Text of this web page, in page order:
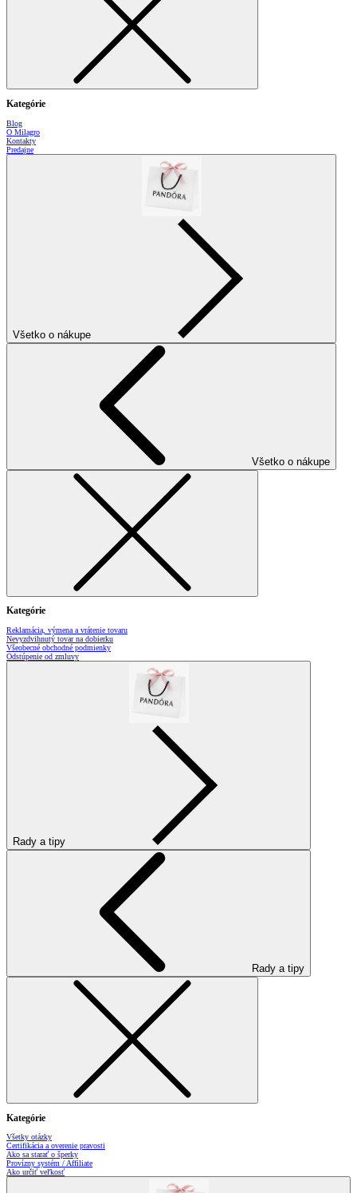
Kategórie
Blog
O Milagro
Kontakty
Predajne
Všetko o nákupe
Všetko o nákupe
Kategórie
Reklamácia, výmena a vrátenie tovaru
Nevyzdvihnutý tovar na dobierku
Všeobecné obchodné podmienky
Odstúpenie od zmluvy
Rady a tipy
Rady a tipy
Kategórie
Všetky otázky
Certifikácia a overenie pravosti
Ako sa starať o šperky
Provízny systém / Affiliate
Ako určiť veľkosť